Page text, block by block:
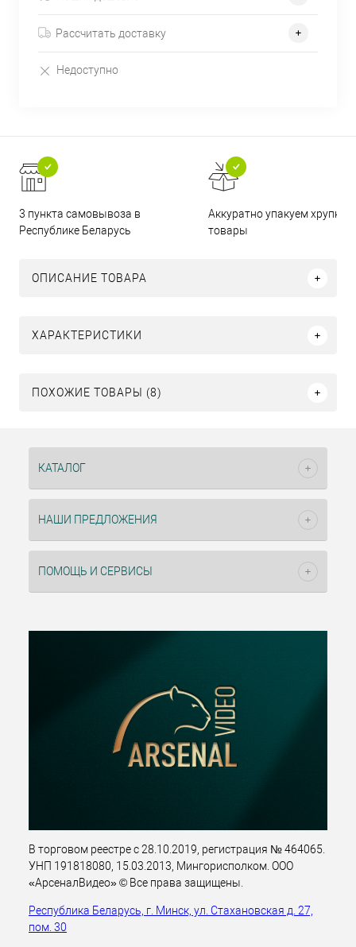
Рассчитать доставку
Недоступно
3 пункта самовывоза в
Республике Беларусь
Аккуратно упакуем хрупкие
товары
ОПИСАНИЕ ТОВАРА
ХАРАКТЕРИСТИКИ
ПОХОЖИЕ ТОВАРЫ (8)
КАТАЛОГ
НАШИ ПРЕДЛОЖЕНИЯ
ПОМОЩЬ И СЕРВИСЫ
В торговом реестре с 28.10.2019, регистрация № 464065.
УНП 191818080, 15.03.2013, Мингорисполком. ООО
«АрсеналВидео» © Все права защищены.
Республика Беларусь, г. Минск, ул. Стахановская д. 27,
пом. 30